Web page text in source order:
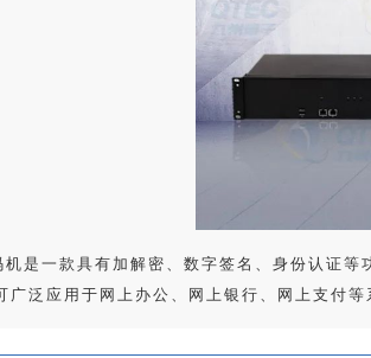
机是一款具有加解密、数字签名、身份认证等
广泛应用于网上办公、网上银行、网上支付